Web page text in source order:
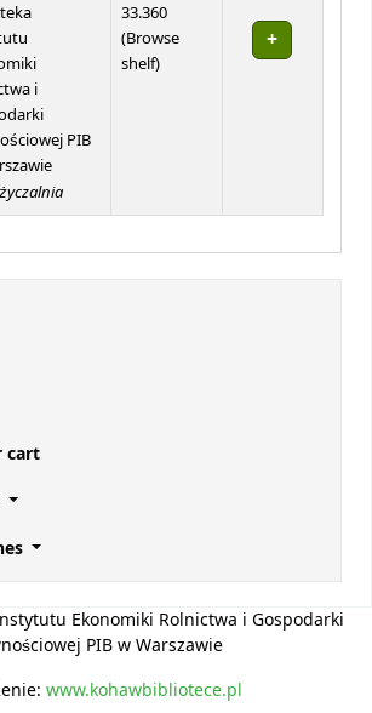
i
PIB
33.360
(Browse
shelf(Opens below)
)
cart
Ekonomiki Rolnictwa i Gospodarki
PIB w Warszawie
www.kohawbibliotece.pl